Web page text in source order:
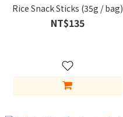
Rice Snack Sticks (35g / bag)
NT$135